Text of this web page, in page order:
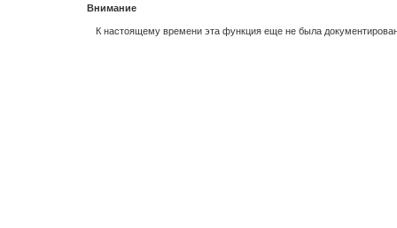
Внимание
К настоящему времени эта функция еще не была